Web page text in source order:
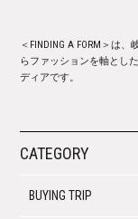
＜FINDING A FORM＞は
らファッションを軸とし
ディアです。
CATEGORY
BUYING TRIP